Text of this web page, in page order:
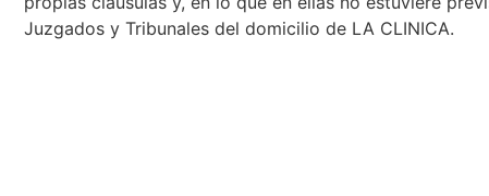
Juzgados y Tribunales del domicilio de LA CLINICA.